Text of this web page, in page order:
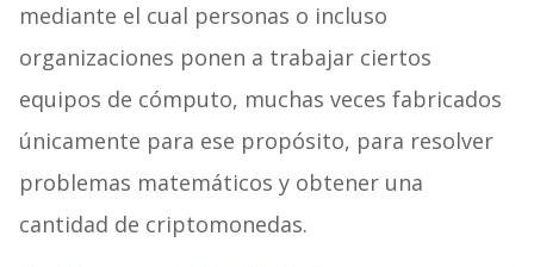
mediante el cual personas o incluso
organizaciones ponen a trabajar ciertos
equipos de cómputo, muchas veces fabricados
únicamente para ese propósito, para resolver
problemas matemáticos y obtener una
cantidad de criptomonedas.